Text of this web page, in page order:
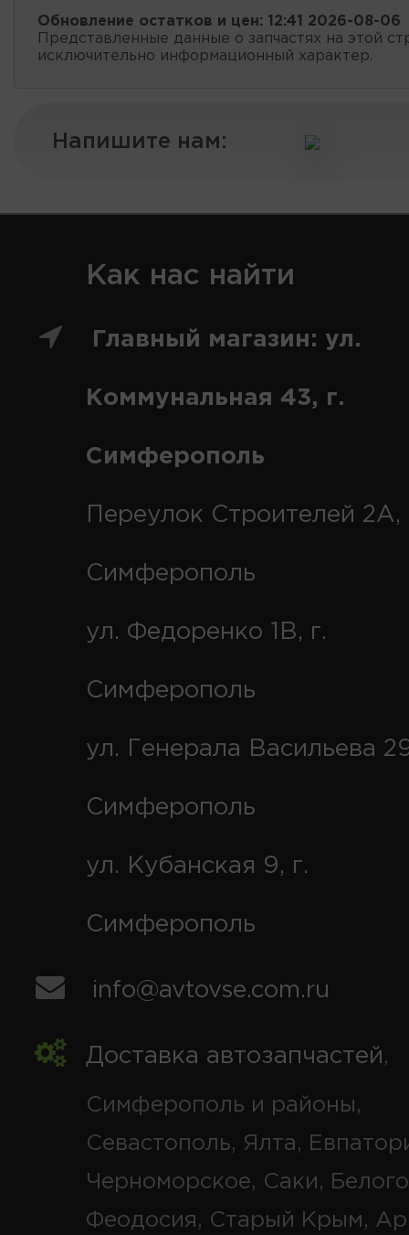
Обновление остатков и цен: 12:41 2026-08-06
Представленные данные о запчастях на этой
исключительно информационный характер.
Напишите нам:
Как нас найти
Главный магазин: ул.
Коммунальная 43, г.
Симферополь
Переулок Строителей 2А,
Симферополь
ул. Федоренко 1В, г.
Симферополь
ул. Генерала Васильева
Симферополь
ул. Кубанская 9, г.
Симферополь
info@avtovse.com.ru
Доставка автозапчастей,
Симферополь и районы,
Севастополь, Ялта,
Черноморское, Саки,
Феодосия, Старый Крым,